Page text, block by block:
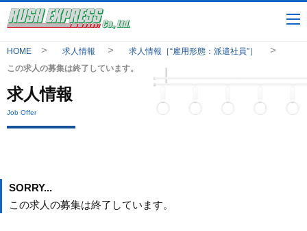
HOME 求人情報
求人情報［“雇用形態：派遣社員”］
この求人の募集は終了しています。
求人情報
Job Offer
SORRY...
この求人の募集は終了しています。